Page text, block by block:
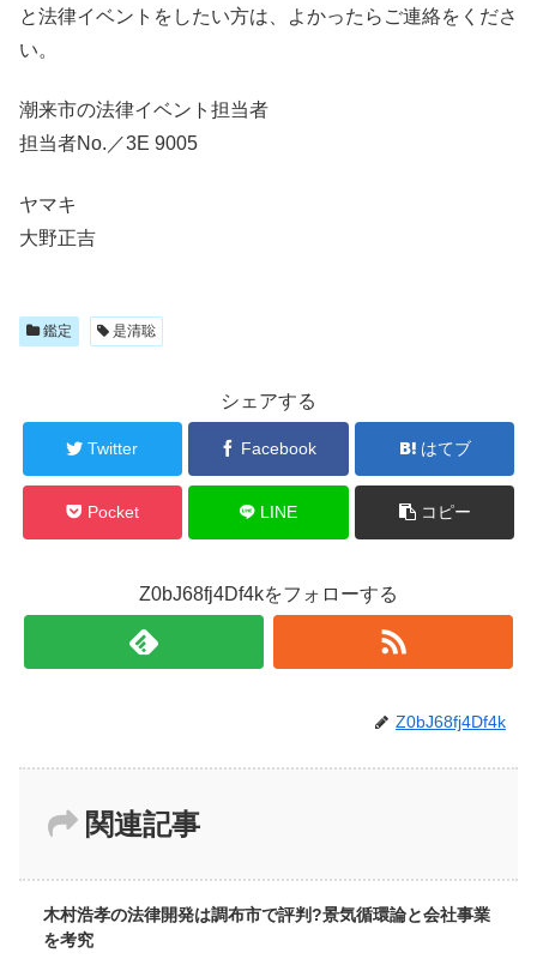
と法律イベントをしたい方は、よかったらご連絡をくださ
い。
潮来市の法律イベント担当者
担当者No.／3E 9005
ヤマキ
大野正吉
鑑定 是清聡
シェアする
Twitter Facebook はてブ
Pocket LINE コピー
Z0bJ68fj4Df4kをフォローする
Z0bJ68fj4Df4k
関連記事
木村浩孝の法律開発は調布市で評判?景気循環論と会社事業
を考究